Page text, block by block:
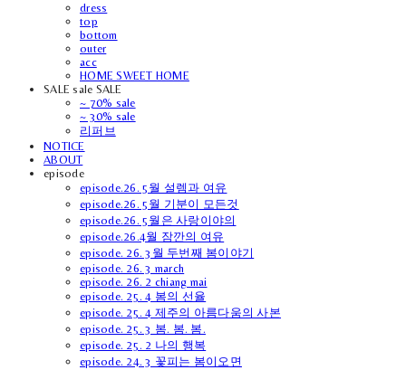
dress
top
bottom
outer
acc
HOME SWEET HOME
SALE sale SALE
~ 70% sale
~ 30% sale
리퍼브
NOTICE
ABOUT
episode
episode.26. 5월 설렘과 여유
episode.26. 5월 기분이 모든것
episode.26. 5월은 사랑이야의
episode.26.4월 잠깐의 여유
episode. 26. 3월 두번째 봄이야기
episode. 26. 3 march
episode. 26. 2 chiang mai
episode. 25. 4 봄의 선율
episode. 25. 4 제주의 아름다움의 사본
episode. 25. 3 봄. 봄. 봄.
episode. 25. 2 나의 행복
episode. 24. 3 꽃피는 봄이오면